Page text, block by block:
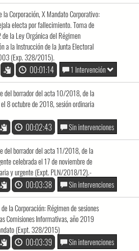
la Corporación, X Mandato Corporativo:
electa por fallecimiento. Toma de
la Ley Orgánica del Régimen
a la Instrucción de la Junta Electoral
(Exp. 328/2015).
00:01:14 1 Intervención
del borrador del acta 10/2018, de la
8 octubre de 2018, sesión ordinaria
00:02:43 Sin intervenciones
del borrador del acta 11/2018, de la
celebrada el 17 de noviembre de
y urgente (Expt. PLN/2018/12).-
00:03:38 Sin intervenciones
la Corporación: Régimen de sesiones
Comisiones Informativas, año 2019
(Expt. 328/2015)
00:03:39 Sin intervenciones